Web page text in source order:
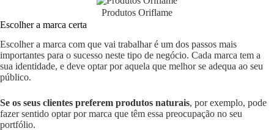
Produtos Oriflame
Escolher a marca certa
Escolher a marca com que vai trabalhar é um dos passos mais
importantes para o sucesso neste tipo de negócio. Cada marca tem a
sua identidade, e deve optar por aquela que melhor se adequa ao seu
público.
Se os seus clientes preferem produtos naturais, por exemplo, pode
fazer sentido optar por marca que têm essa preocupação no seu
portfólio.